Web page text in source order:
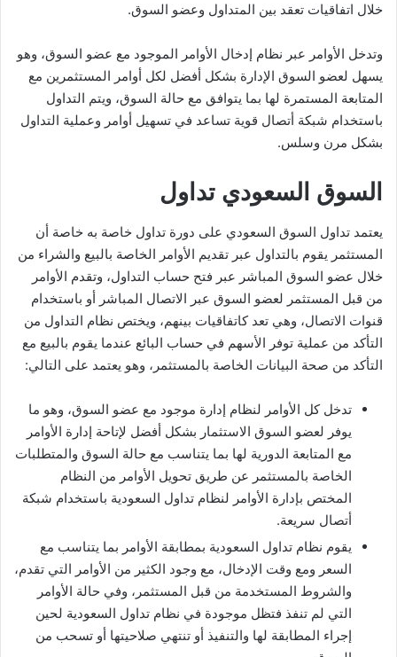
خلال اتفاقيات تعقد بين المتداول وعضو السوق.
وتدخل الأوامر عبر نظام إدخال الأوامر الموجود مع عضو السوق، وهو
يسهل لعضو السوق الإدارة بشكل أفضل لكل أوامر المستثمرين مع
المتابعة المستمرة لها بما يتوافق مع حالة السوق، ويتم التداول
باستخدام شبكة أتصال قوية تساعد في تسهيل أوامر وعملية التداول
بشكل مرن وسلس.
السوق السعودي تداول
يعتمد تداول السوق السعودي على دورة تداول خاصة به خاصة أن
المستثمر يقوم بالتداول عبر تقديم الأوامر الخاصة بالبيع والشراء من
خلال عضو السوق المباشر عبر فتح حساب التداول، وتقدم الأوامر
من قبل المستثمر لعضو السوق عبر الاتصال المباشر أو باستخدام
قنوات الاتصال، وهي تعد كاتفاقيات بينهم، ويختص نظام التداول من
التأكد من عملية توفر الأسهم في حساب البائع عندما يقوم بالبيع مع
التأكد من صحة البيانات الخاصة بالمستثمر، وهو يعتمد على التالي:
تدخل كل الأوامر لنظام إدارة موجود مع عضو السوق، وهو ما
يوفر لعضو السوق الاستثمار بشكل أفضل لإتاحة إدارة الأوامر
مع المتابعة الدورية لها بما يتناسب مع حالة السوق والمتطلبات
الخاصة بالمستثمر عن طريق تحويل الأوامر من النظام
المختص بإدارة الأوامر لنظام تداول السعودية باستخدام شبكة
أتصال سريعة.
يقوم نظام تداول السعودية بمطابقة الأوامر بما يتناسب مع
السعر ومع وقت الإدخال، مع وجود الكثير من الأوامر التي تقدم،
والشروط المستخدمة من قبل المستثمر، وفي حالة الأوامر
التي لم تنفذ فتظل موجودة في نظام تداول السعودية لحين
إجراء المطابقة لها والتنفيذ أو تنتهي صلاحيتها أو تسحب من